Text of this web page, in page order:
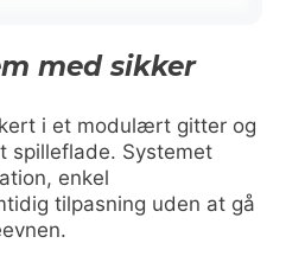
med sikker
i et modulært gitter og
spilleflade. Systemet
enkel
tilpasning uden at gå